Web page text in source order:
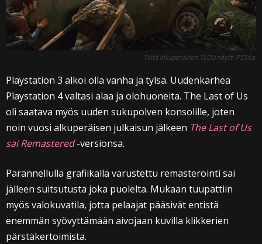
Tältä alkuperäinen TLOU näytti PS3:lla.
Playstation 3 alkoi olla vanha ja tylsä. Uudenkarhea
Playstation 4 valtasi alaa ja olohuoneita. The Last of Us
oli saatava myös uuden sukupolven konsolille, joten
noin vuosi alkuperäisen julkaisun jälkeen The Last of Us
sai Remastered-versionsa.
Parannellulla grafiikalla varustettu remasterointi sai
jälleen suitsutusta joka puolelta. Mukaan tuupattiin
myös valokuvatila, jotta pelaajat pääsivät entistä
enemmän syövyttämään aivojaan kuvilla klikkerien
pärstäkertoimista.